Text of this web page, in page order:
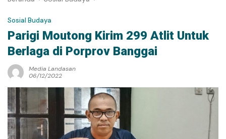
Sosial Budaya
Parigi Moutong Kirim 299 Atlit Untuk
Berlaga di Porprov Banggai
Media Landasan
06/12/2022